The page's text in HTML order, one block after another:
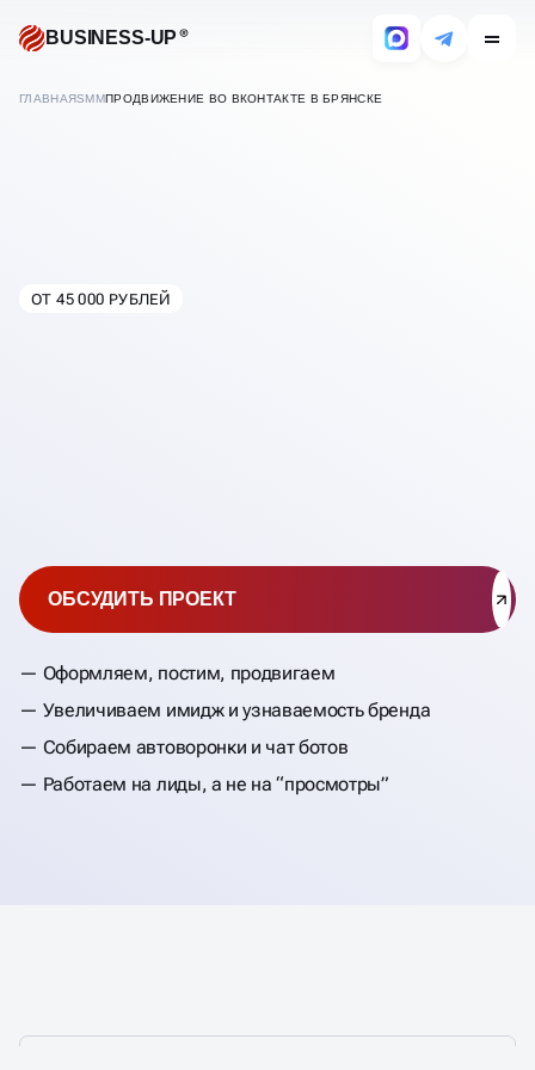
BUSINESS-UP
ГЛАВНАЯSMMПРОДВИЖЕНИЕ ВО ВКОНТАКТЕ В БРЯНСКЕ
ОТ 45 000 РУБЛЕЙ
Оформляем, постим, продвигаем
Увеличиваем имидж и узнаваемость бренда
Собираем автоворонки и чат ботов
Работаем на лиды, а не на “просмотры”
ОБСУДИТЬ ПРОЕКТ